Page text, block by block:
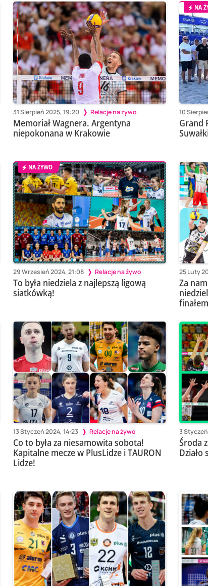
31 Sierpień 2025, 19:20 Relacje na żywo
Memoriał Wagnera. Argentyna
niepokonana w Krakowie
NA
10
Grand
NA ŻYWO
29 Wrzesień 2024, 21:08 Relacje na żywo
To była niedziela z najlepszą ligową
siatkówką!
25 Luty
Za
13 Styczeń 2024, 14:23 Relacje na żywo
Co to była za niesamowita sobota!
Kapitalne mecze w PlusLidze i TAURON
Lidze!
3
Środa
Działo